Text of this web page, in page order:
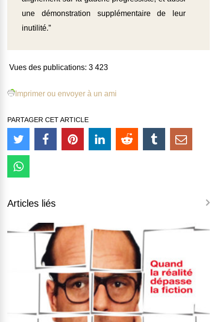
une démonstration supplémentaire de leur
inutilité.”
Vues des publications: 3 423
Imprimer ou envoyer à un ami
PARTAGER CET ARTICLE
Articles liés